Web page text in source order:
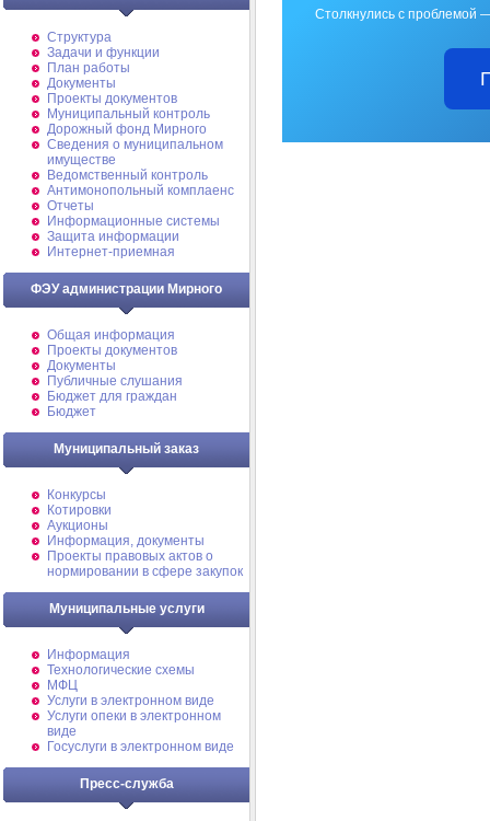
Структура
Задачи и функции
План работы
Документы
Проекты документов
Муниципальный контроль
Дорожный фонд Мирного
Cведения о муниципальном
имуществе
Ведомственный контроль
Антимонопольный комплаенс
Отчеты
Информационные системы
Защита информации
Интернет-приемная
ФЭУ администрации Мирного
Общая информация
Проекты документов
Документы
Публичные слушания
Бюджет для граждан
Бюджет
Муниципальный заказ
Конкурсы
Котировки
Аукционы
Информация, документы
Проекты правовых актов о
нормировании в сфере закупок
Муниципальные услуги
Информация
Технологические схемы
МФЦ
Услуги в электронном виде
Услуги опеки в электронном
виде
Госуслуги в электронном виде
Пресс-служба
Столкнулись с проблемой